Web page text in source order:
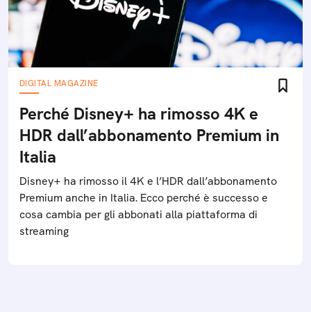
DIGITAL MAGAZINE
Perché Disney+ ha rimosso 4K e
HDR dall’abbonamento Premium in
Italia
Disney+ ha rimosso il 4K e l’HDR dall’abbonamento
Premium anche in Italia. Ecco perché è successo e
cosa cambia per gli abbonati alla piattaforma di
streaming